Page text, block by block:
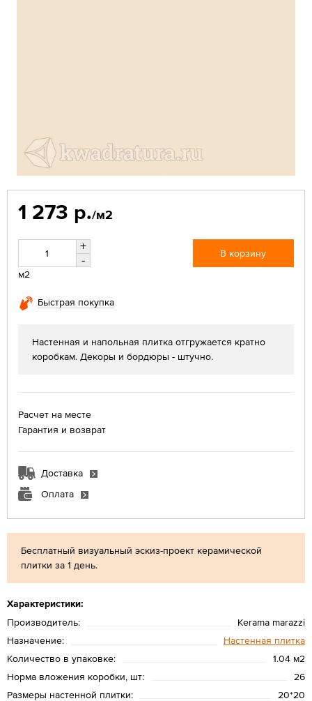
Бесплатный визуальный эскиз-проект керамической
плитки за 1 день.
Характеристики:
Производитель:
Kerama marazzi
Назначение:
Настенная плитка
Количество в упаковке:
1.04 м2
Норма вложения коробки, шт:
26
Размеры настенной плитки:
20*20
1 273 р./м2
+
-
м2
В корзину
Быстрая покупка
Настенная и напольная плитка отгружается кратно
коробкам. Декоры и бордюры - штучно.
Расчет на месте
Гарантия и возврат
Доставка
Оплата